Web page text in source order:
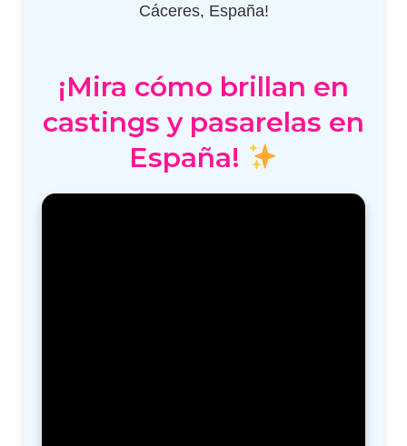
Cáceres, España!
¡Mira cómo brillan en
castings y pasarelas en
España!